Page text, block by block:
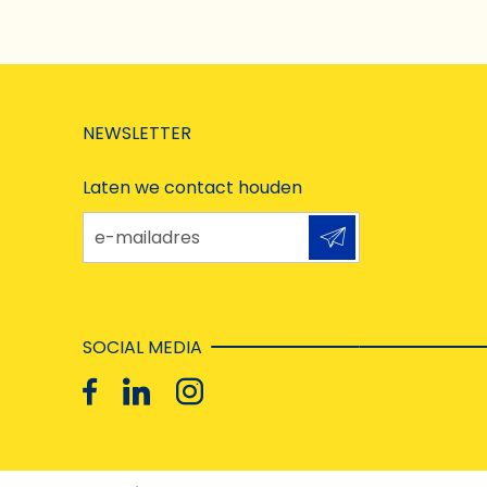
NEWSLETTER
Laten we contact houden
e-mailadres
SOCIAL MEDIA